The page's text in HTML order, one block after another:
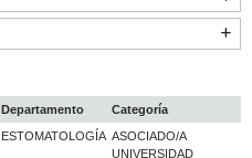
Departamento
Categoría
ESTOMATOLOGÍA ASOCIADO/A
UNIVERSIDAD